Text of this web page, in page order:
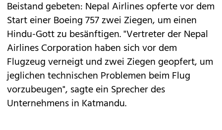
Beistand gebeten: Nepal Airlines opferte vor dem
Start einer Boeing 757 zwei Ziegen, um einen
Hindu-Gott zu besänftigen. "Vertreter der Nepal
Airlines Corporation haben sich vor dem
Flugzeug verneigt und zwei Ziegen geopfert, um
jeglichen technischen Problemen beim Flug
vorzubeugen", sagte ein Sprecher des
Unternehmens in Katmandu.